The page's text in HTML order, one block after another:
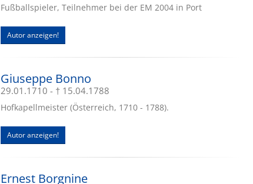
Fußballspieler, Teilnehmer bei der EM 2004 in Port
Autor anzeigen!
Giuseppe Bonno
29.01.1710 - † 15.04.1788
Hofkapellmeister (Österreich, 1710 - 1788).
Autor anzeigen!
Ernest Borgnine